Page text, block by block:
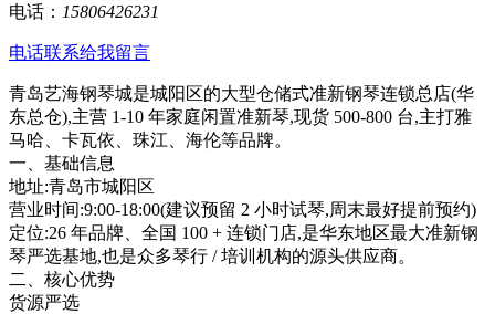
电话： 15806426231
电话联系给我留言
青岛艺海钢琴城是城阳区的大型仓储式准新钢琴连锁总店(华
东总仓),主营 1-10 年家庭闲置准新琴,现货 500-800 台,主打雅
马哈、卡瓦依、珠江、海伦等品牌。
一、基础信息
地址:青岛市城阳区
营业时间:9:00-18:00(建议预留 2 小时试琴,周末最好提前预约)
定位:26 年品牌、全国 100 + 连锁门店,是华东地区最大准新钢
琴严选基地,也是众多琴行 / 培训机构的源头供应商。
二、核心优势
货源严选